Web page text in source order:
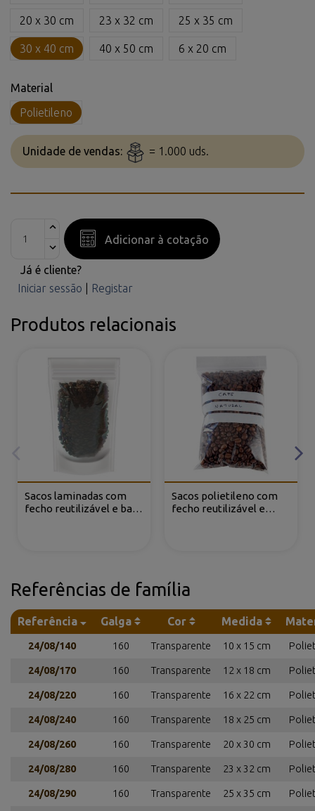
20 x 30 cm 23 x 32 cm 25 x 35 cm
30 x 40 cm 40 x 50 cm 6 x 20 cm
Material
Polietileno
Unidade de vendas: = 1.000 uds.
Adicionar à cotação
Já é cliente?
Iniciar sessão
Registar
Produtos relacionais
Sacos laminadas com
fecho reutilizável e base
Sacos polietileno com
fecho reutilizável e
Referências de família
Referência Galga Cor Medida
24/08/140 160 Transparente 10 x 15 cm
24/08/170 160 Transparente 12 x 18 cm
24/08/220 160 Transparente 16 x 22 cm
24/08/240 160 Transparente 18 x 25 cm
24/08/260 160 Transparente 20 x 30 cm
24/08/280 160 Transparente 23 x 32 cm
24/08/290 160 Transparente 25 x 35 cm